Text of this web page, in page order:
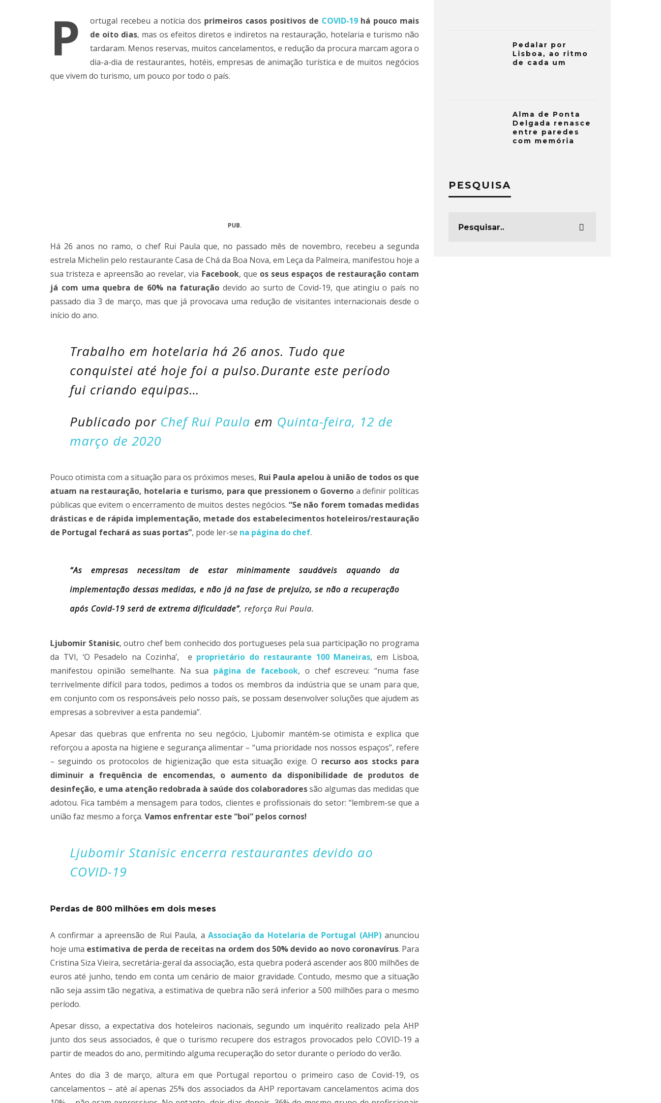
P ortugal recebeu a notícia dos primeiros casos positivos de COVID-19há pouco mais
de oito dias, mas os efeitos diretos e indiretos na restauração, hotelaria e turismo não
tardaram. Menos reservas, muitos cancelamentos, e redução da procura marcam agora o
dia-a-dia de restaurantes, hotéis, empresas de animação turística e de muitos negócios
que vivem do turismo, um pouco por todo o país.
PUB.
Há 26 anos no ramo, o chef Rui Paula que, no passado mês de novembro, recebeu a segunda
estrela Michelin pelo restaurante Casa de Chá da Boa Nova, em Leça da Palmeira, manifestou hoje a
sua tristeza e apreensão ao revelar, via Facebook, que os seus espaços de restauração contam
já com uma quebra de 60% na faturação devido ao surto de Covid-19, que atingiu o país no
passado dia 3 de março, mas que já provocava uma redução de visitantes internacionais desde o
início do ano.
Trabalho em hotelaria há 26 anos. Tudo que
conquistei até hoje foi a pulso.Durante este período
fui criando equipas…
Publicado por Chef Rui Paula em Quinta-feira, 12 de
março de 2020
Pouco otimista com a situação para os próximos meses, Rui Paula apelou à união de todos os que
atuam na restauração, hotelaria e turismo, para que pressionem o Governoa definir políticas
públicas que evitem o encerramento de muitos destes negócios.“Se não forem tomadas medidas
drásticas e de rápida implementação, metade dos estabelecimentos hoteleiros/restauração
de Portugal fechará as suas portas”, pode ler-se na página do chef.
“As empresas necessitam de estar minimamente saudáveis aquando da
implementação dessas medidas, e não já na fase de prejuízo, se não a recuperação
após Covid-19 será de extrema dificuldade”, reforça Rui Paula.
Ljubomir Stanisic, outro chef bem conhecido dos portugueses pela sua participação no programa
da TVI, ‘O Pesadelo na Cozinha’, e proprietário do restaurante 100 Maneiras, em Lisboa,
manifestou opinião semelhante. Na sua página de facebook, o chef escreveu: “numa fase
terrivelmente difícil para todos, pedimos a todos os membros da indústria que se unam para que,
em conjunto com os responsáveis pelo nosso país, se possam desenvolver soluções que ajudem as
empresas a sobreviver a esta pandemia”.
Apesar das quebras que enfrenta no seu negócio, Ljubomir mantém-se otimista e explica que
reforçou a aposta na higiene e segurança alimentar – “uma prioridade nos nossos espaços”, refere
– seguindo os protocolos de higienização que esta situação exige. O recurso aos stocks para
diminuir a frequência de encomendas, o aumento da disponibilidade de produtos de
desinfeção, e uma atenção redobrada à saúde dos colaboradoressão algumas das medidas que
adotou. Fica também a mensagem para todos, clientes e profissionais do setor: “lembrem-se que a
união faz mesmo a força. Vamos enfrentar este “boi” pelos cornos!
Ljubomir Stanisic encerra restaurantes devido ao
COVID-19
Perdas de 800 milhões em dois meses
A confirmar a apreensão de Rui Paula, a Associação da Hotelaria de Portugal (AHP)anunciou
hoje uma estimativa de perda de receitas na ordem dos 50% devido ao novo coronavírus. Para
Cristina Siza Vieira, secretária-geral da associação, esta quebra poderá ascender aos 800 milhões de
euros até junho, tendo em conta um cenário de maior gravidade. Contudo, mesmo que a situação
não seja assim tão negativa, a estimativa de quebra não será inferior a 500 milhões para o mesmo
período.
Apesar disso, a expectativa dos hoteleiros nacionais, segundo um inquérito realizado pela AHP
junto dos seus associados, é que o turismo recupere dos estragos provocados pelo COVID-19 a
partir de meados do ano, permitindo alguma recuperação do setor durante o período do verão.
Antes do dia 3 de março, altura em que Portugal reportou o primeiro caso de Covid-19, os
cancelamentos – até aí apenas 25% dos associados da AHP reportavam cancelamentos acima dos
Pedalar por
Lisboa, ao ritmo
de cada um
Alma de Ponta
Delgada renasce
entre paredes
com memória
PESQUISA